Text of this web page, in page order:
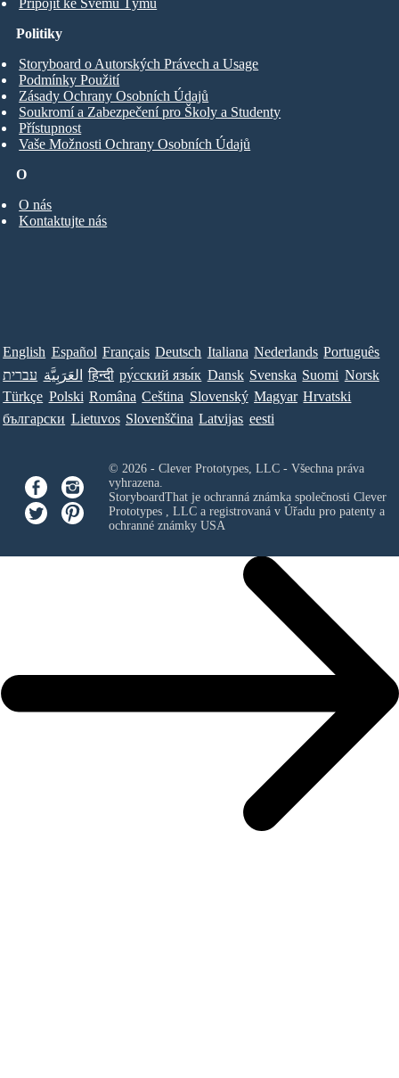
Připojit ke Svému Týmu
O
O nás
Kontaktujte nás
Politiky
Storyboard o Autorských Právech a Usage
Podmínky Použití
Zásady Ochrany Osobních Údajů
Soukromí a Zabezpečení pro Školy a Studenty
Přístupnost
Vaše Možnosti Ochrany Osobních Údajů
English Español Français Deutsch Italiana Nederlands Português
עברית العَرَبِيَّة हिन्दी ру́сский язы́к Dansk Svenska Suomi Norsk
Türkçe Polski Româna Ceština Slovenský Magyar Hrvatski
български Lietuvos Slovenščina Latvijas eesti
© 2026 - Clever Prototypes, LLC - Všechna práva
vyhrazena.
StoryboardThat je ochranná známka společnosti Clever
Prototypes , LLCa registrovaná v Úřadu pro patenty a
ochranné známky USA